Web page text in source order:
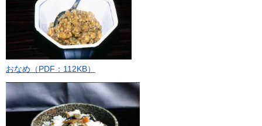
おなめ（PDF：112KB）